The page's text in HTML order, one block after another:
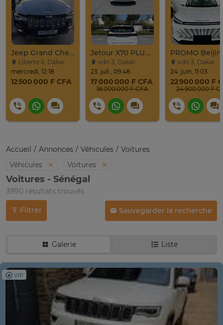
Jeep Grand Cherokee Overland 2019 À Vendre
Liberte 6, Dakar
mercredi, 12:18
12 500 000 F CFA
Jetour X70 PLUS 2024
vdn 3, Dakar
23. juil., 09:48
17 000 000 F CFA
18 000 000 F CFA
vdn 3, Dakar
24. juin, 11:03
22 900 000 F
Accueil Annonces Véhicules
Voitures
Véhicules
Voitures
Voitures - Sénégal
3990 résultats trouvés
Filtrer Sauvegarder la recherche
Galerie Liste
VIP